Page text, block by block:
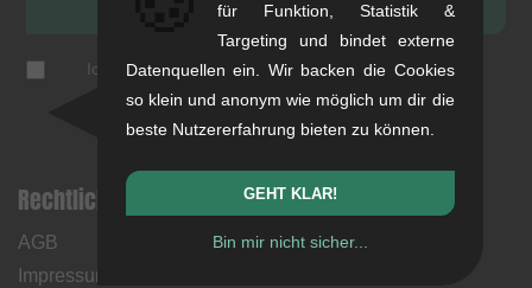
ANMELDEN
Ich akzeptiere die Datenschutzerklärung (jederzeit
abbestellbar
Rechtliche Hinweise
AGB
Impressum
Hilfe & Information
Mein Konto
für Funktion, Statistik &
Targeting und bindet externe
Datenquellen ein. Wir backen die Cookies
so klein und anonym wie möglich um dir die
beste Nutzererfahrung bieten zu können.
GEHT KLAR!
Bin mir nicht sicher...